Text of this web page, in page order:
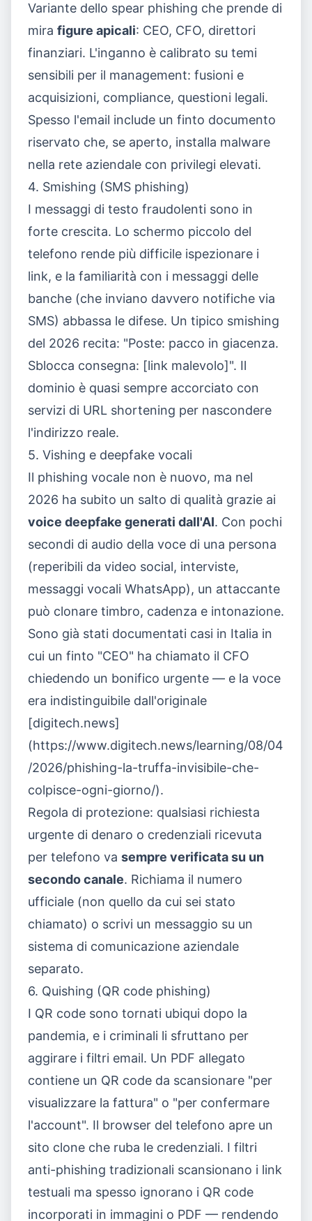
Variante dello spear phishing che prende di
mira figure apicali: CEO, CFO, direttori
finanziari. L'inganno è calibrato su temi
sensibili per il management: fusioni e
acquisizioni, compliance, questioni legali.
Spesso l'email include un finto documento
riservato che, se aperto, installa malware
nella rete aziendale con privilegi elevati.
4. Smishing (SMS phishing)
I messaggi di testo fraudolenti sono in
forte crescita. Lo schermo piccolo del
telefono rende più difficile ispezionare i
link, e la familiarità con i messaggi delle
banche (che inviano davvero notifiche via
SMS) abbassa le difese. Un tipico smishing
del 2026 recita: "Poste: pacco in giacenza.
Sblocca consegna: [link malevolo]". Il
dominio è quasi sempre accorciato con
servizi di URL shortening per nascondere
l'indirizzo reale.
5. Vishing e deepfake vocali
Il phishing vocale non è nuovo, ma nel
2026 ha subito un salto di qualità grazie ai
voice deepfake generati dall'AI. Con pochi
secondi di audio della voce di una persona
(reperibili da video social, interviste,
messaggi vocali WhatsApp), un attaccante
può clonare timbro, cadenza e intonazione.
Sono già stati documentati casi in Italia in
cui un finto "CEO" ha chiamato il CFO
chiedendo un bonifico urgente — e la voce
era indistinguibile dall'originale
[digitech.news]
(https://www.digitech.news/learning/08/04
/2026/phishing-la-truffa-invisibile-che-
colpisce-ogni-giorno/).
Regola di protezione: qualsiasi richiesta
urgente di denaro o credenziali ricevuta
per telefono va sempre verificata su un
secondo canale. Richiama il numero
ufficiale (non quello da cui sei stato
chiamato) o scrivi un messaggio su un
sistema di comunicazione aziendale
separato.
6. Quishing (QR code phishing)
I QR code sono tornati ubiqui dopo la
pandemia, e i criminali li sfruttano per
aggirare i filtri email. Un PDF allegato
contiene un QR code da scansionare "per
visualizzare la fattura" o "per confermare
l'account". Il browser del telefono apre un
sito clone che ruba le credenziali. I filtri
anti-phishing tradizionali scansionano i link
testuali ma spesso ignorano i QR code
incorporati in immagini o PDF — rendendo